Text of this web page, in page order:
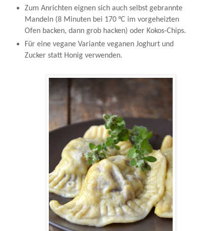
Zum Anrichten eignen sich auch selbst gebrannte
Mandeln (8 Minuten bei 170 °C im vorgeheizten
Ofen backen, dann grob hacken) oder Kokos-Chips.
Für eine vegane Variante veganen Joghurt und
Zucker statt Honig verwenden.